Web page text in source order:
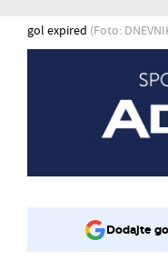
gol expired (Foto:
Dodajte